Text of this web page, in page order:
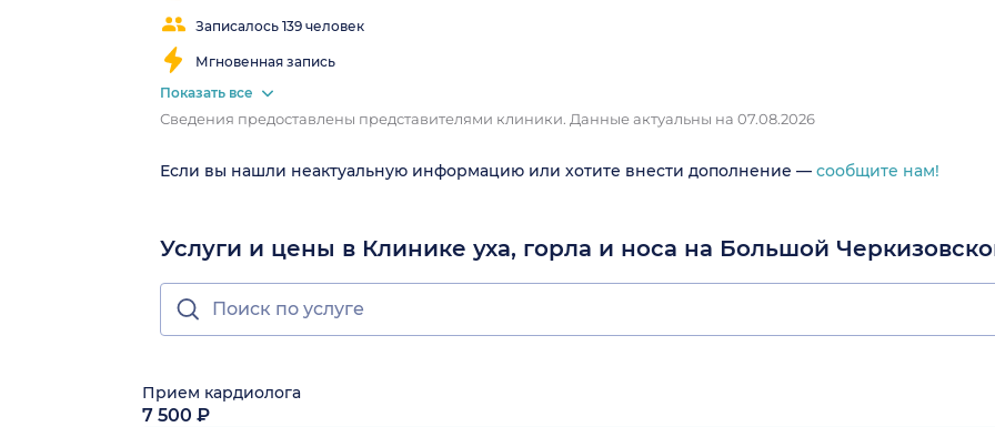
Записалось 139 человек
Мгновенная запись
Показать все
Сведения предоставлены представителями клиники. Данные актуальны на 07.08.2026
Если вы нашли неактуальную информацию или хотите внести дополнение — сообщите нам!
Услуги и цены в Клинике уха, горла и носа на Большой
Прием кардиолога
7 500 ₽